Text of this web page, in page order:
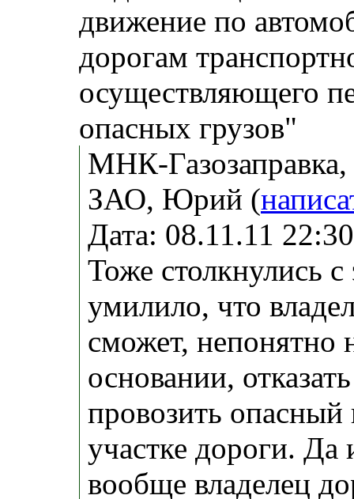
движение по
дорогам
осуществляющего
опасных грузов"
МНК-Газозаправка,
ЗАО, Юрий (
Дата: 08.11.11
Тоже столкнулись
умилило, что
сможет, непонятно
основании,
провозить опасный
участке дороги. Да
вообще владелец